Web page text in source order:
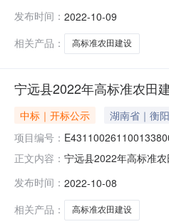
称:湖南万达水电建设
发布时间： 2022-10-09
相关产品：
高标准农田建设
宁远县2022年高标准农田
中标｜开标公示
湖南省｜衡
项目编号：
正文内容： 宁远县2022年高标准
园林建设有限公司;项
发布时间： 2022-10-08
相关产品：
高标准农田建设